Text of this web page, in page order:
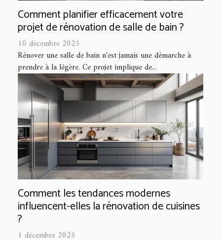
Comment planifier efficacement votre
projet de rénovation de salle de bain ?
10 décembre 2025
Rénover une salle de bain n'est jamais une démarche à
prendre à la légère. Ce projet implique de...
Comment les tendances modernes
influencent-elles la rénovation de cuisines
?
1 décembre 2025